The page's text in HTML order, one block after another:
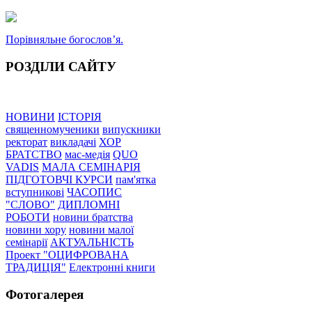
Порівняльне богословʼя.
РОЗДІЛИ САЙТУ
НОВИНИ ІСТОРІЯ
священномученики випускники
ректорат викладачі ХОР
БРАТСТВО мас-медія QUO
VADIS МАЛА СЕМІНАРІЯ
ПІДГОТОВЧІ КУРСИ пам'ятка
вступникові ЧАСОПИС
"СЛОВО" ДИПЛОМНІ
РОБОТИ новини братства
новини хору новини малої
семінарії АКТУАЛЬНІСТЬ
Проект "ОЦИФРОВАНА
ТРАДИЦІЯ" Електронні книги
Фотогалерея